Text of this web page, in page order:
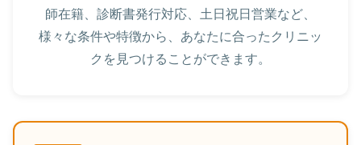
師在籍、診断書発行対応、土日祝日営業など、
様々な条件や特徴から、あなたに合ったクリニッ
クを見つけることができます。